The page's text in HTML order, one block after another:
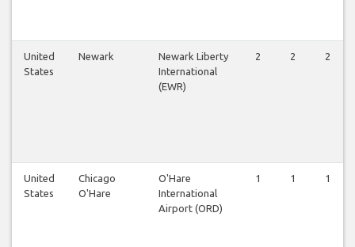
United
States
Newark
Newark Liberty
International
(EWR)
2 2 2
United
States
Chicago
O'Hare
O'Hare
International
Airport (ORD)
1 1 1